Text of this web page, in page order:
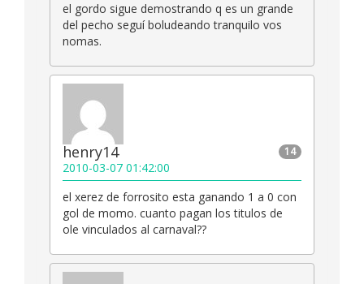
el gordo sigue demostrando q es un grande
del pecho seguí boludeando tranquilo vos
nomas.
14
henry14
2010-03-07 01:42:00
el xerez de forrosito esta ganando 1 a 0 con
gol de momo. cuanto pagan los titulos de
ole vinculados al carnaval??